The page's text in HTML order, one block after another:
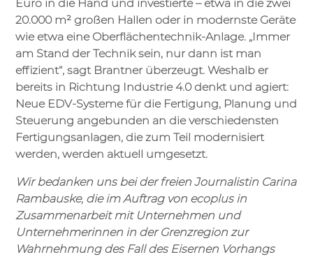
Euro in die Hand und investierte – etwa in die zwei
20.000 m² großen Hallen oder in modernste Geräte
wie etwa eine Oberflächentechnik-Anlage. „Immer
am Stand der Technik sein, nur dann ist man
effizient“, sagt Brantner überzeugt. Weshalb er
bereits in Richtung Industrie 4.0 denkt und agiert:
Neue EDV-Systeme für die Fertigung, Planung und
Steuerung angebunden an die verschiedensten
Fertigungsanlagen, die zum Teil modernisiert
werden, werden aktuell umgesetzt.
Wir bedanken uns bei der freien Journalistin Carina
Rambauske, die im Auftrag von ecoplus in
Zusammenarbeit mit Unternehmen und
Unternehmerinnen in der Grenzregion zur
Wahrnehmung des Fall des Eisernen Vorhangs